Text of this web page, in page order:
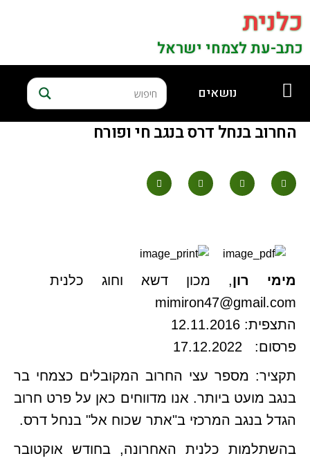
כלנית
כתב-עת לצמחי ישראל
נושאים
החרוב בנחל דרס בנגב חי ופורח
מימי רון, מכון דשא וחוג כלנית
mimiron47@gmail.com
התצפית: 12.11.2016
פרסום: 17.12.2022
תקציר: מספר עצי החרוב המקובלים כצמחי בר
בנגב מועט ביותר. אנו מדווחים כאן על פרט חרוב
הגדל בנגב המרכזי ב"אתר שכוח אל" בנחל דרס.
בהשתלמות כלנית האחרונה, בחודש אוקטובר